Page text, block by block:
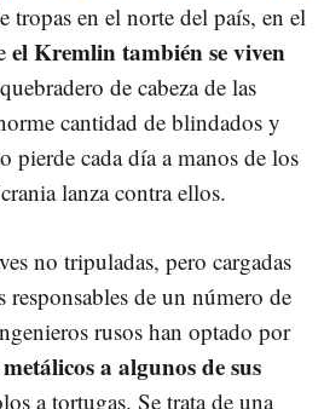
tropas en el norte del país, en el
el Kremlin también se viven
de cabeza de las
cantidad de blindados y
pierde cada día a manos de los
lanza contra ellos.
no tripuladas, pero cargadas
de un número de
rusos han optado por
a algunos de sus
a tortugas. Se trata de una